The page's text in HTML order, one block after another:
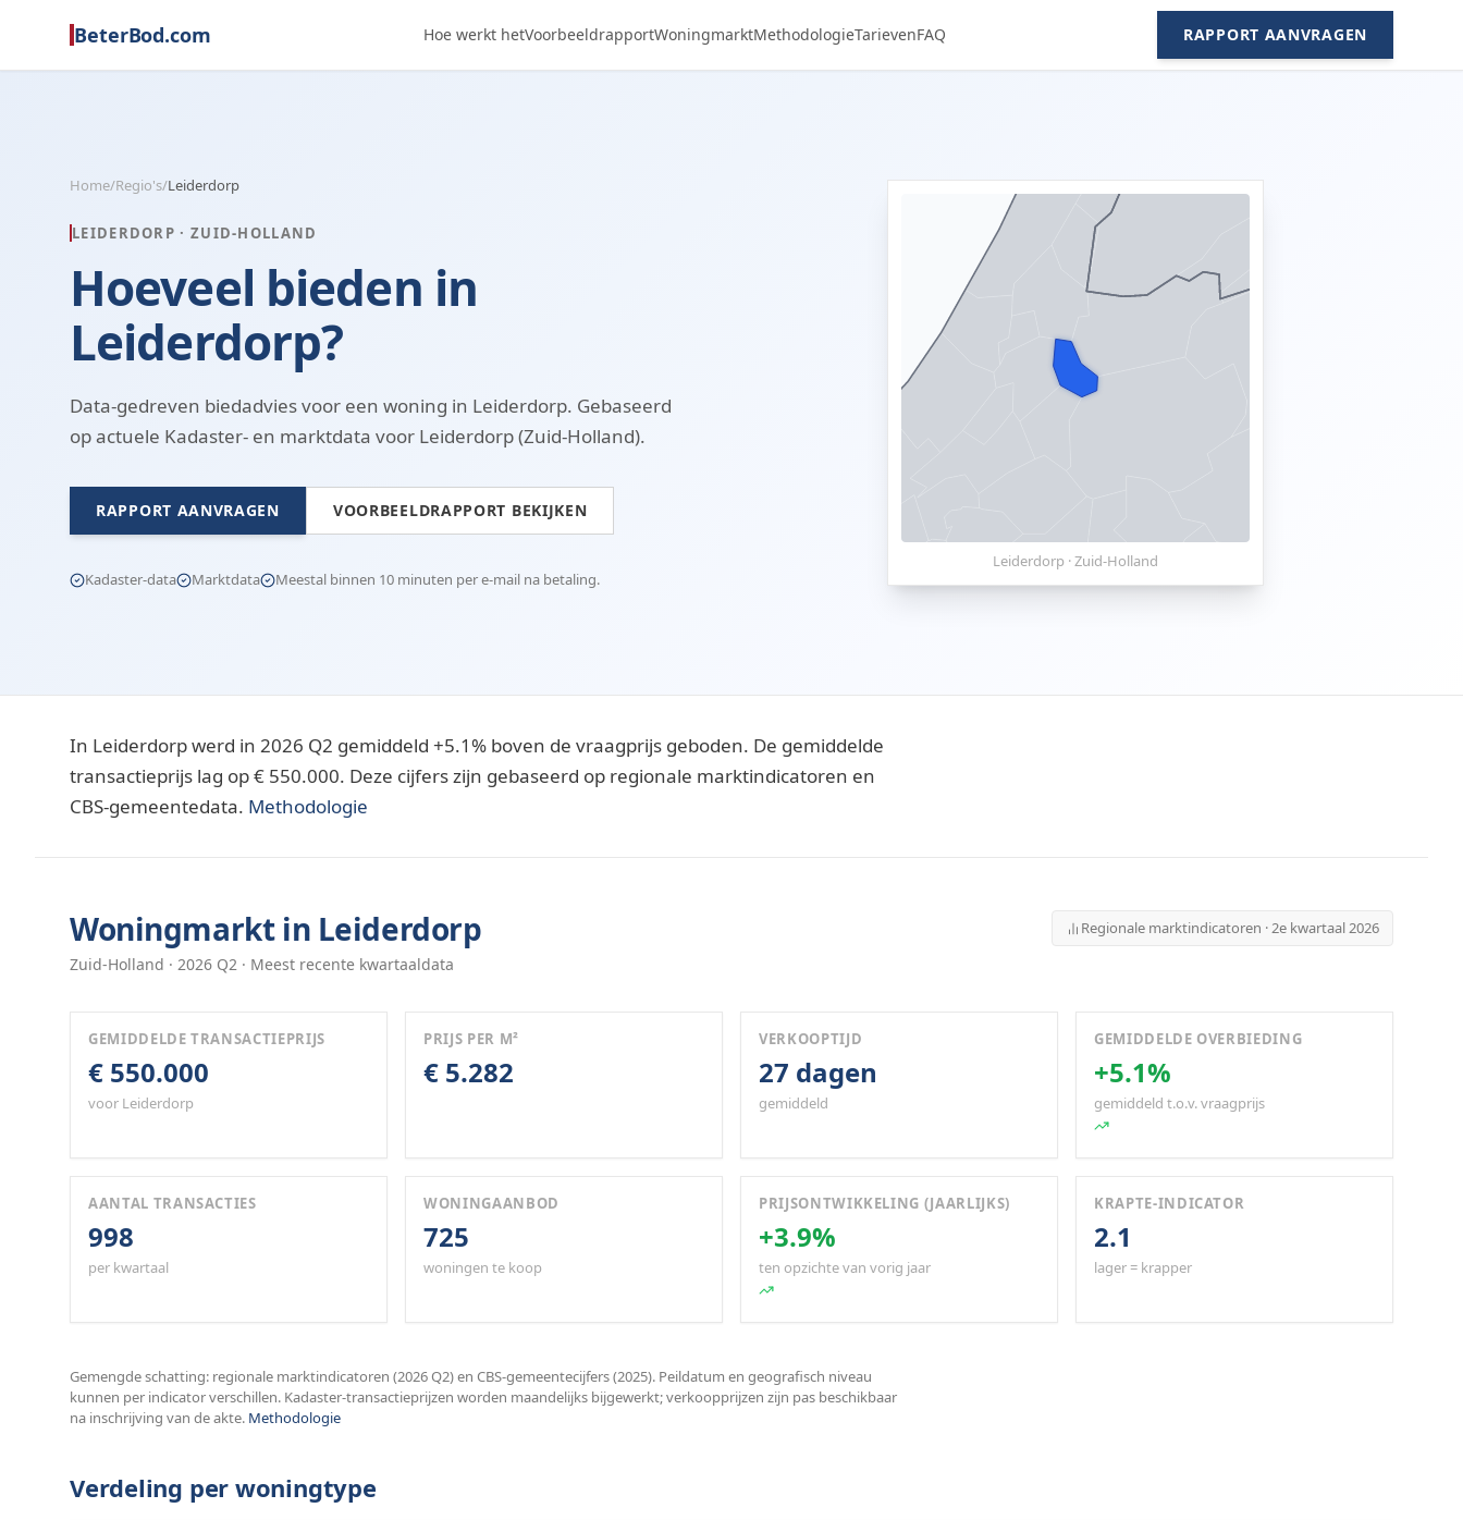
BeterBod.com Hoe werkt hetVoorbeeldrapportWoningmarktMethodologieTarievenFAQ RAPPORT AANVRAGEN
Home/Regio's/Leiderdorp
LEIDERDORP · ZUID-HOLLAND
Hoeveel bieden in
Leiderdorp?
Data-gedreven biedadvies voor een woning in Leiderdorp. Gebaseerd
op actuele Kadaster- en marktdata voor Leiderdorp (Zuid-Holland).
RAPPORT AANVRAGEN VOORBEELDRAPPORT BEKIJKEN
Kadaster-data Marktdata Meestal binnen 10 minuten per e-mail na betaling.
Leiderdorp ·Zuid-Holland
In Leiderdorp werd in 2026 Q2 gemiddeld +5.1% boven de vraagprijs geboden. De gemiddelde
transactieprijs lag op € 550.000. Deze cijfers zijn gebaseerd op regionale marktindicatoren en
CBS-gemeentedata. Methodologie
Woningmarkt in Leiderdorp
Zuid-Holland · 2026 Q2 · Meest recente kwartaaldata
Regionale marktindicatoren · 2e kwartaal 2026
GEMIDDELDE TRANSACTIEPRIJS
€ 550.000
voor Leiderdorp
PRIJS PER M²
€ 5.282
VERKOOPTIJD
27 dagen
gemiddeld
GEMIDDELDE OVERBIEDING
+5.1%
gemiddeld t.o.v. vraagprijs
AANTAL TRANSACTIES
998
per kwartaal
WONINGAANBOD
725
woningen te koop
PRIJSONTWIKKELING (JAARLIJKS)
+3.9%
ten opzichte van vorig jaar
KRAPTE-INDICATOR
2.1
lager = krapper
Gemengde schatting: regionale marktindicatoren (2026 Q2) en CBS-gemeentecijfers (2025). Peildatum en geografisch niveau
kunnen per indicator verschillen. Kadaster-transactieprijzen worden maandelijks bijgewerkt; verkoopprijzen zijn pas beschikbaar
na inschrijving van de akte. Methodologie
Verdeling per woningtype